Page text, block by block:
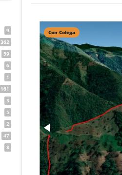
9
362
59
6
1
161
3
5
2
47
8
Con Colega